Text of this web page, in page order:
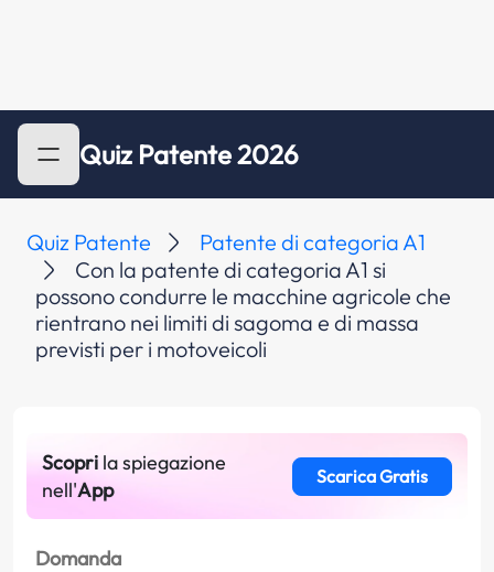
Quiz Patente 2026
Quiz Patente
Patente di categoria A1
Con la patente di categoria A1 si
possono condurre le macchine agricole che
rientrano nei limiti di sagoma e di massa
previsti per i motoveicoli
Scopri la spiegazione
nell'App
Scarica Gratis
Domanda